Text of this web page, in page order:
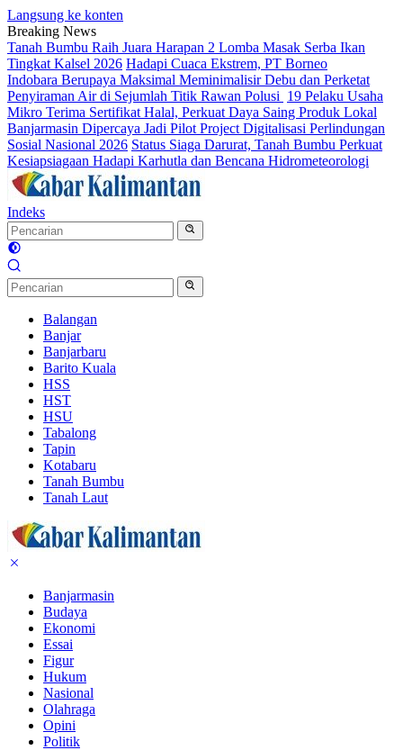
Langsung ke konten
Breaking News
Tanah Bumbu Raih Juara Harapan 2 Lomba Masak Serba Ikan
Tingkat Kalsel 2026 Hadapi Cuaca Ekstrem, PT Borneo
Indobara Berupaya Maksimal Meminimalisir Debu dan Perketat
Penyiraman Air di Sejumlah Titik Rawan Polusi 19 Pelaku Usaha
Mikro Terima Sertifikat Halal, Perkuat Daya Saing Produk Lokal
Banjarmasin Dipercaya Jadi Pilot Project Digitalisasi Perlindungan
Sosial Nasional 2026 Status Siaga Darurat, Tanah Bumbu Perkuat
Kesiapsiagaan Hadapi Karhutla dan Bencana Hidrometeorologi
Indeks
Balangan
Banjar
Banjarbaru
Barito Kuala
HSS
HST
HSU
Tabalong
Tapin
Kotabaru
Tanah Bumbu
Tanah Laut
Banjarmasin
Budaya
Ekonomi
Essai
Figur
Hukum
Nasional
Olahraga
Opini
Politik